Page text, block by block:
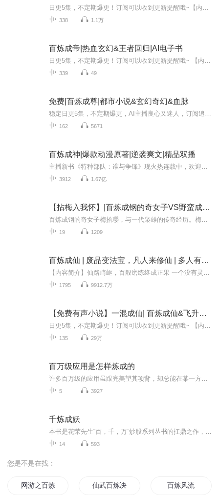
338 1.1万
百炼成帝|热血玄幻&王者回归|AI电子书
339 49
免费|百炼成尊|都市小说&玄幻奇幻&血脉
162 5671
百炼成神|爆款动漫原著|逆袭爽文|精品双播
3912 1.67亿
【拈梅入我怀】|百炼成钢的奇女子VS野蛮成长的枭雄
19 1209
百炼成仙 | 废品变法宝，凡人来修仙 | 多人有声剧
1795 9912.7万
【免费有声小说】一混成仙| 百炼成仙&飞升修炼 |AI电子书
135 29万
百万级应用是怎样炼成的
5 3927
千炼成妖
14 593
您是不是在找：
网游之百炼成神 仙武百炼决 百炼风流